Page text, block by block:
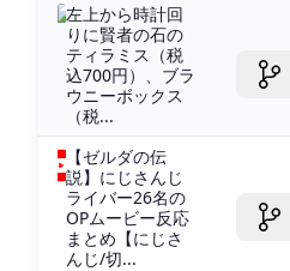
左上から時計回
りに賢者の石の
ティラミス（税
込700円）、ブラ
ウニーボックス
（税...
【ゼルダの伝
説】にじさんじ
ライバー26名の
OPムービー反応
まとめ【にじさ
んじ/切...